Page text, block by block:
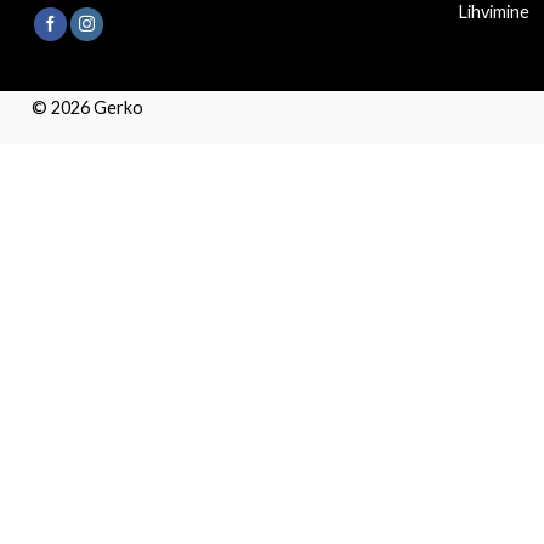
Lihvimine
© 2026 Gerko